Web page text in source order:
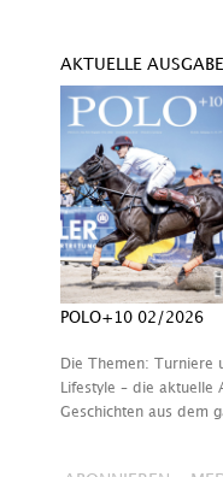
AKTUELLE AUSGABE
POLO+10 02/2026
Die Themen: Turniere
Lifestyle – die aktuelle
Geschichten aus dem